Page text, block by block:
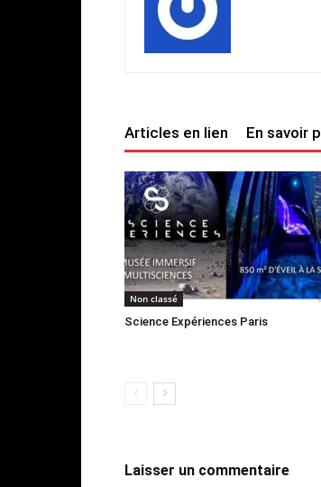
Articles en lien En savoir
Non classé
Science Expériences Paris
Laisser un commentaire